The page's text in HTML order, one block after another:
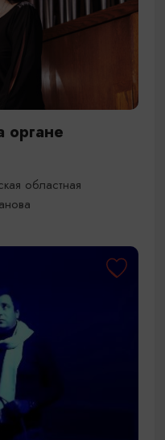
областная